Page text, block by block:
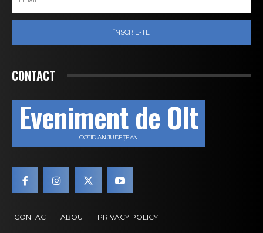
ÎNSCRIE-TE
CONTACT
Eveniment de Olt
COTIDIAN JUDEȚEAN
CONTACT ABOUT PRIVACY POLICY